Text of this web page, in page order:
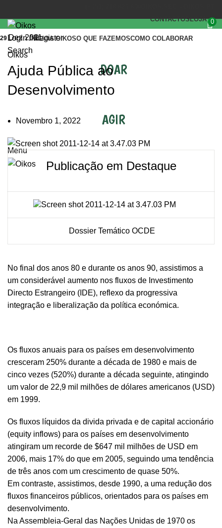
CONTACTOSLOJA 0
Login / Register
Search
INÍCIOA OIKOSO QUE FAZEMOSCOMO COLABORAR
DOAR
AGIR
Menu
Oikos
Ajuda Pública ao
Desenvolvimento
Novembro 1, 2022
29 Dez 2011
Publicação em Destaque
Dossier Temático OCDE
No final dos anos 80 e durante os anos 90, assistimos a
um considerável aumento nos fluxos de Investimento
Directo Estrangeiro (IDE), reflexo da progressiva
integração e liberalização da política económica.
Os fluxos anuais para os países em desenvolvimento
cresceram 250% durante a década de 1980 e mais de
cinco vezes (520%) durante a década seguinte, atingindo
um valor de 22,9 mil milhões de dólares americanos (USD)
em 1999.
Os fluxos líquidos da divida privada e de capital accionário
(equity inflows) para os países em desenvolvimento
atingiram um recorde de $647 mil milhões de USD em
2006, mais 17% do que em 2005, seguindo uma tendência
de três anos com um crescimento de quase 50%.
Em contraste, assistimos, desde 1990, a uma redução dos
fluxos financeiros públicos, orientados para os países em
desenvolvimento.
Na Assembleia-Geral das Nações Unidas de 1970 os